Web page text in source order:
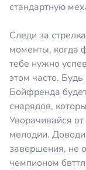
стандартную
Следи за
моменты, когда
тебе нужно
этом часто.
Бойфренда
снарядов,
Уворачивайся
мелодии. Доводи
завершения, не
чемпионом